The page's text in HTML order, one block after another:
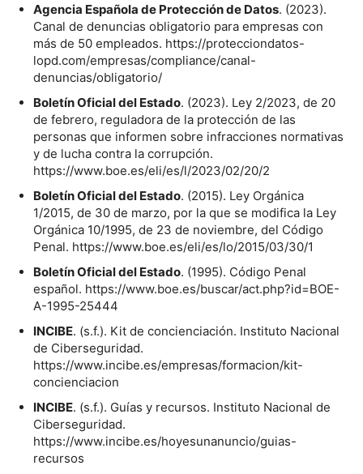
Agencia Española de Protección de Datos. (2023).
Canal de denuncias obligatorio para empresas con
más de 50 empleados. https://protecciondatos-
lopd.com/empresas/compliance/canal-
denuncias/obligatorio/
Boletín Oficial del Estado. (2023). Ley 2/2023, de 20
de febrero, reguladora de la protección de las
personas que informen sobre infracciones normativas
y de lucha contra la corrupción.
https://www.boe.es/eli/es/l/2023/02/20/2
Boletín Oficial del Estado. (2015). Ley Orgánica
1/2015, de 30 de marzo, por la que se modifica la Ley
Orgánica 10/1995, de 23 de noviembre, del Código
Penal. https://www.boe.es/eli/es/lo/2015/03/30/1
Boletín Oficial del Estado. (1995). Código Penal
español. https://www.boe.es/buscar/act.php?id=BOE-
A-1995-25444
INCIBE. (s.f.). Kit de concienciación. Instituto Nacional
de Ciberseguridad.
https://www.incibe.es/empresas/formacion/kit-
concienciacion
INCIBE. (s.f.). Guías y recursos. Instituto Nacional de
Ciberseguridad.
https://www.incibe.es/hoyesunanuncio/guias-
recursos